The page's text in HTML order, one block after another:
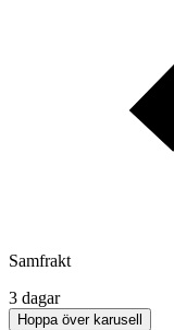
Samfrakt
3 dagar
Hoppa över karusell